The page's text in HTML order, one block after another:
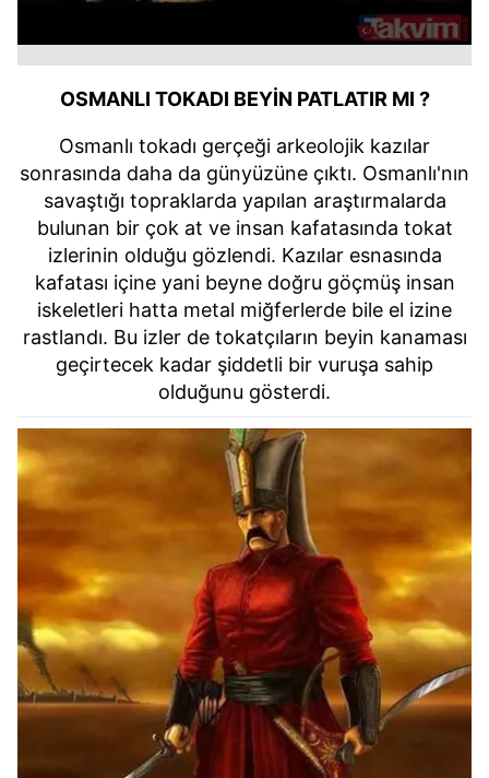
sınırlı olarak açık rızanız dahilinde kullanılacaktır.
Çerezlere ilişkin tercihlerinizi aşağıda yer alan panel
vasıtasıyla belirleyebilirsiniz. Çerezlere ilişkin detaylı bilgi
Metnimiziziyaret edebilirsiniz.
6698 sayılı Kişisel Verilerin Korunması Kanunu uyarınca
hazırlanmış Aydınlatma Metnimizi okumak ve sitemizde
ilgili mevzuata uygun olarak kullanılan çerezlerle ilgili bilgi
almak için lütfen
tıklayınız
OSMANLI TOKADI BEYİN PATLATIR MI ?
Osmanlı tokadı gerçeği arkeolojik kazılar
sonrasında daha da günyüzüne çıktı. Osmanlı'nın
savaştığı topraklarda yapılan araştırmalarda
bulunan bir çok at ve insan kafatasında tokat
izlerinin olduğu gözlendi. Kazılar esnasında
kafatası içine yani beyne doğru göçmüş insan
iskeletleri hatta metal miğferlerde bile el izine
rastlandı. Bu izler de tokatçıların beyin kanaması
geçirtecek kadar şiddetli bir vuruşa sahip
olduğunu gösterdi.